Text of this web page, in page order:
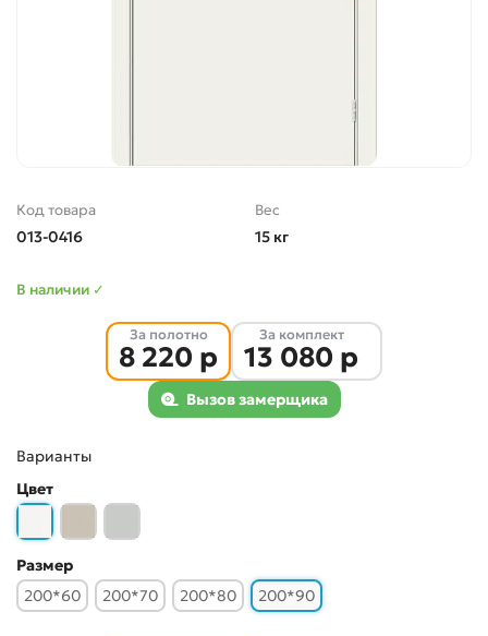
Код товара
013-0416
Вес
15 кг
В наличии ✓
За полотно
8 220 р
За комплект
13 080 р
Вызов замерщика
Варианты
Цвет
Размер
200*60
200*70 200*80 200*90